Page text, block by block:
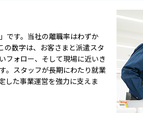
です。当社の離職率はわずか
数字は、お客さまと派遣スタ
フォロー、そして現場に近いき
。スタッフが長期にわたり就業
した事業運営を強力に支えま